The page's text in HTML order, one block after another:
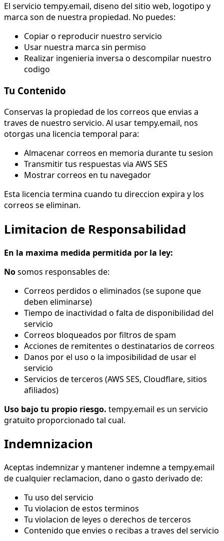
El servicio tempy.email, diseno del sitio web, logotipo y
marca son de nuestra propiedad. No puedes:
Copiar o reproducir nuestro servicio
Usar nuestra marca sin permiso
Realizar ingenieria inversa o descompilar nuestro
codigo
Tu Contenido
Conservas la propiedad de los correos que envias a
traves de nuestro servicio. Al usar tempy.email, nos
otorgas una licencia temporal para:
Almacenar correos en memoria durante tu sesion
Transmitir tus respuestas via AWS SES
Mostrar correos en tu navegador
Esta licencia termina cuando tu direccion expira y los
correos se eliminan.
Limitacion de Responsabilidad
En la maxima medida permitida por la ley:
Nosomos responsables de:
Correos perdidos o eliminados (se supone que
deben eliminarse)
Tiempo de inactividad o falta de disponibilidad del
servicio
Correos bloqueados por filtros de spam
Acciones de remitentes o destinatarios de correos
Danos por el uso o la imposibilidad de usar el
servicio
Servicios de terceros (AWS SES, Cloudflare, sitios
afiliados)
Uso bajo tu propio riesgo. tempy.email es un servicio
gratuito proporcionado tal cual.
Indemnizacion
Aceptas indemnizar y mantener indemne a tempy.email
de cualquier reclamacion, dano o gasto derivado de:
Tu uso del servicio
Tu violacion de estos terminos
Tu violacion de leyes o derechos de terceros
Contenido que envies o recibas a traves del servicio